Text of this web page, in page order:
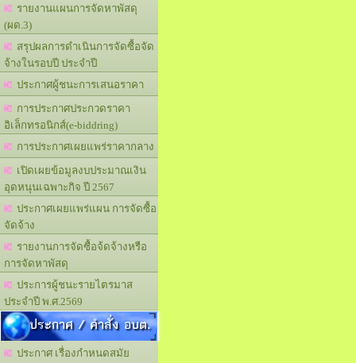
รายงานแผนการจัดหาพัสดุ
(ผด.3)
สรุปผลการดำเนินการจัดซื้อจัด
จ้างในรอบปี ประจำปี
ประกาศผู้ชนะการเสนอราคา
การประกาศประกวดราคา
อิเล็กทรอนิกส์(e-biddring)
การประกาศเผยแพร่ราคากลาง
เปิดเผยข้อมูลงบประมาณเงิน
อุดหนุนเฉพาะกิจ ปี 2567
ประกาศเผยแพร่แผน การจัดซื้อ
จัดจ้าง
รายงานการจัดซื้อจ้ดจ้างหรือ
การจัดหาพัสดุ
ประการผู้ชนะรายไตรมาส
ประจำปี พ.ศ.2569
ประกาศ / คำสั่ง อบต.
ประกาศ เรื่องกำหนดสมัย